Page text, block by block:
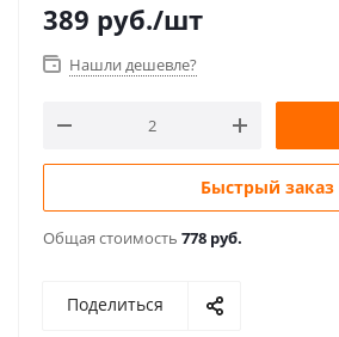
389 руб./шт
Нашли дешевле?
Быстрый заказ
Общая стоимость 778 руб.
Поделиться